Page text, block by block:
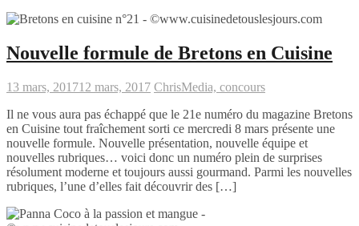
Nouvelle formule de Bretons en Cuisine
13 mars, 201712 mars, 2017 ChrisMedia, concours
Il ne vous aura pas échappé que le 21e numéro du magazine Bretons
en Cuisine tout fraîchement sorti ce mercredi 8 mars présente une
nouvelle formule. Nouvelle présentation, nouvelle équipe et
nouvelles rubriques… voici donc un numéro plein de surprises
résolument moderne et toujours aussi gourmand. Parmi les nouvelles
rubriques, l’une d’elles fait découvrir des […]